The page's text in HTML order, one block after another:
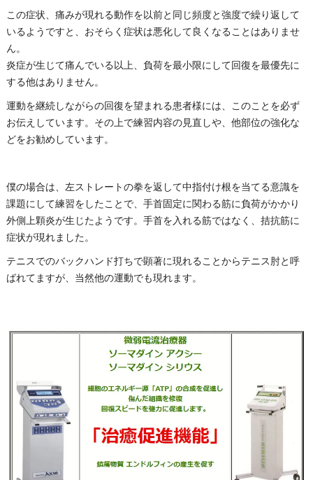
この症状、痛みが現れる動作を以前と同じ頻度と強度で繰り返して
いるようですと、おそらく症状は悪化して良くなることはありませ
ん。
炎症が生じて痛んでいる以上、負荷を最小限にして回復を最優先に
する他はありません。
運動を継続しながらの回復を望まれる患者様には、このことを必ず
お伝えしています。その上で練習内容の見直しや、他部位の強化な
どをお勧めしています。
僕の場合は、左ストレートの拳を返して中指付け根を当てる意識を
課題にして練習をしたことで、手首固定に関わる筋に負荷がかかり
外側上顆炎が生じたようです。手首を入れる筋ではなく、拮抗筋に
症状が現れました。
テニスでのバックハンド打ちで顕著に現れることからテニス肘と呼
ばれてますが、当然他の運動でも現れます。